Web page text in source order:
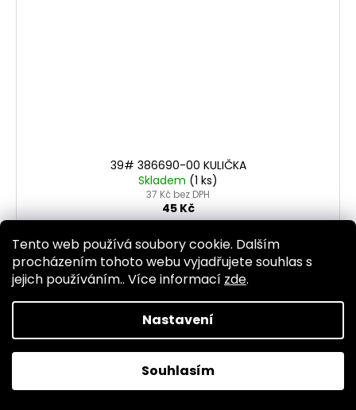
Tento web používá soubory cookie. Dalším
procházením tohoto webu vyjadřujete souhlas s
jejich používáním.. Více informací zde.
Nastavení
Souhlasím
39# 386690-00 KULIČKA
Skladem (1 ks)
37 Kč bez DPH
45 Kč
DO KOŠÍKU